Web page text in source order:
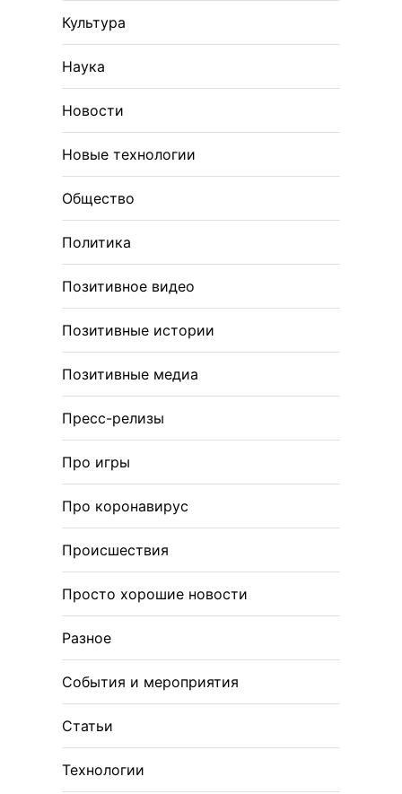
Культура
Наука
Новости
Новые технологии
Общество
Политика
Позитивное видео
Позитивные истории
Позитивные медиа
Пресс-релизы
Про игры
Про коронавирус
Происшествия
Просто хорошие новости
Разное
События и мероприятия
Статьи
Технологии